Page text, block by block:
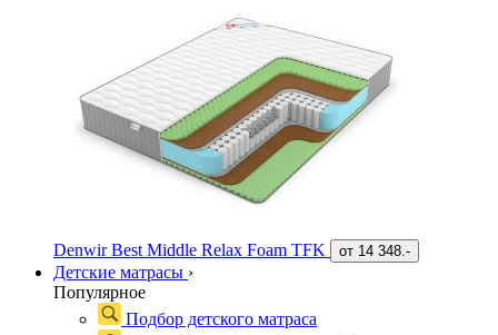
Denwir Best Middle Relax Foam TFK от 14 348.-
Детские матрасы ›
Популярное
Подбор детского матраса